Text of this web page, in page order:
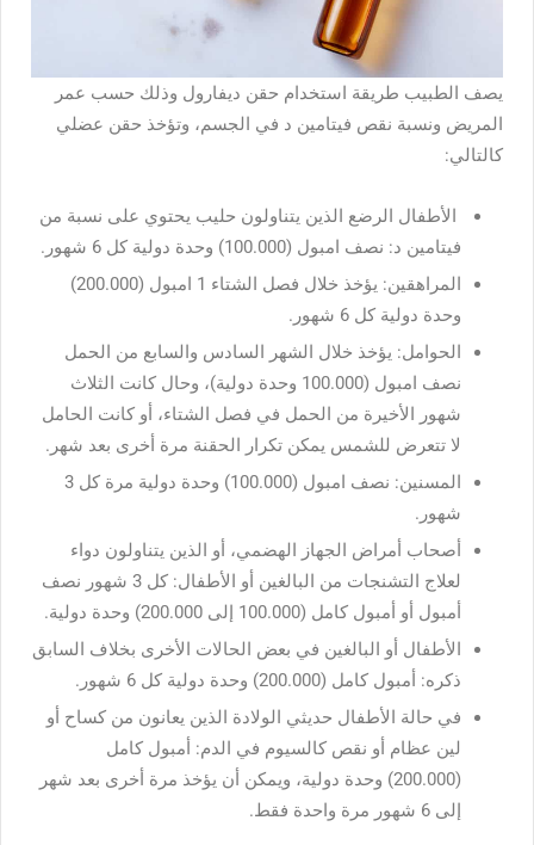
يصف الطبيب طريقة استخدام حقن ديفارول وذلك حسب عمر
المريض ونسبة نقص فيتامين د في الجسم، وتؤخذ حقن عضلي
كالتالي:
الأطفال الرضع الذين يتناولون حليب يحتوي على نسبة من
فيتامين د: نصف امبول (100.000) وحدة دولية كل 6 شهور.
المراهقين: يؤخذ خلال فصل الشتاء 1 امبول (200.000)
وحدة دولية كل 6 شهور.
الحوامل: يؤخذ خلال الشهر السادس والسابع من الحمل
نصف امبول (100.000 وحدة دولية)، وحال كانت الثلاث
شهور الأخيرة من الحمل في فصل الشتاء، أو كانت الحامل
لا تتعرض للشمس يمكن تكرار الحقنة مرة أخرى بعد شهر.
المسنين: نصف امبول (100.000) وحدة دولية مرة كل 3
شهور.
أصحاب أمراض الجهاز الهضمي، أو الذين يتناولون دواء
لعلاج التشنجات من البالغين أو الأطفال: كل 3 شهور نصف
أمبول أو أمبول كامل (100.000 إلى 200.000) وحدة دولية.
الأطفال أو البالغين في بعض الحالات الأخرى بخلاف السابق
ذكره: أمبول كامل (200.000) وحدة دولية كل 6 شهور.
في حالة الأطفال حديثي الولادة الذين يعانون من كساح أو
لين عظام أو نقص كالسيوم في الدم: أمبول كامل
(200.000) وحدة دولية، ويمكن أن يؤخذ مرة أخرى بعد شهر
إلى 6 شهور مرة واحدة فقط.